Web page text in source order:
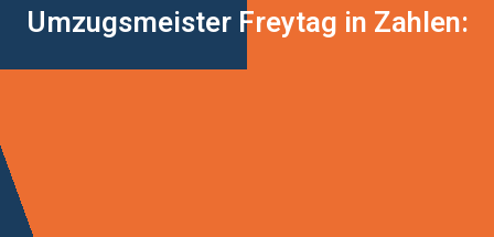
Umzugsmeister Freytag in Zahlen: